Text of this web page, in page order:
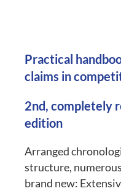
Practical
claims in
2nd, completely
edition
Arranged
structure,
brand new: